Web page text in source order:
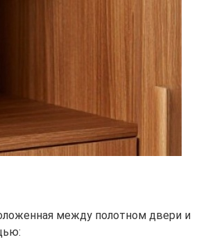
между полотном двери и